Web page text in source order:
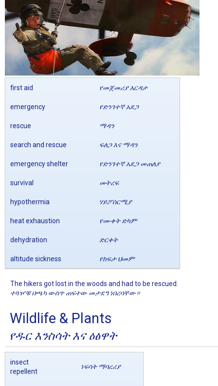
first aid የመጀመሪያ እርዳታ
emergency የድንገተኛ አደጋ
rescue ማዳን
search and rescue ፍለጋ እና ማዳን
emergency shelter የድንገተኛ አደጋ መጠለያ
survival መትረፍ
hypothermia ሃይፖሰርሚያ
heat exhaustion የሙቀት ድካም
dehydration ድርቀት
altitude sickness የከፍታ ህመም
The hikers got lost in the woods and had to be rescued.
ተጓዦቹ በጫካ ውስጥ ጠፍተው መታደግ ነበረባቸው።
Wildlife & Plants
የዱር እንስሳት እና ዕፅዋት
insect
repellent
ነፍሳት ማባረሪያ